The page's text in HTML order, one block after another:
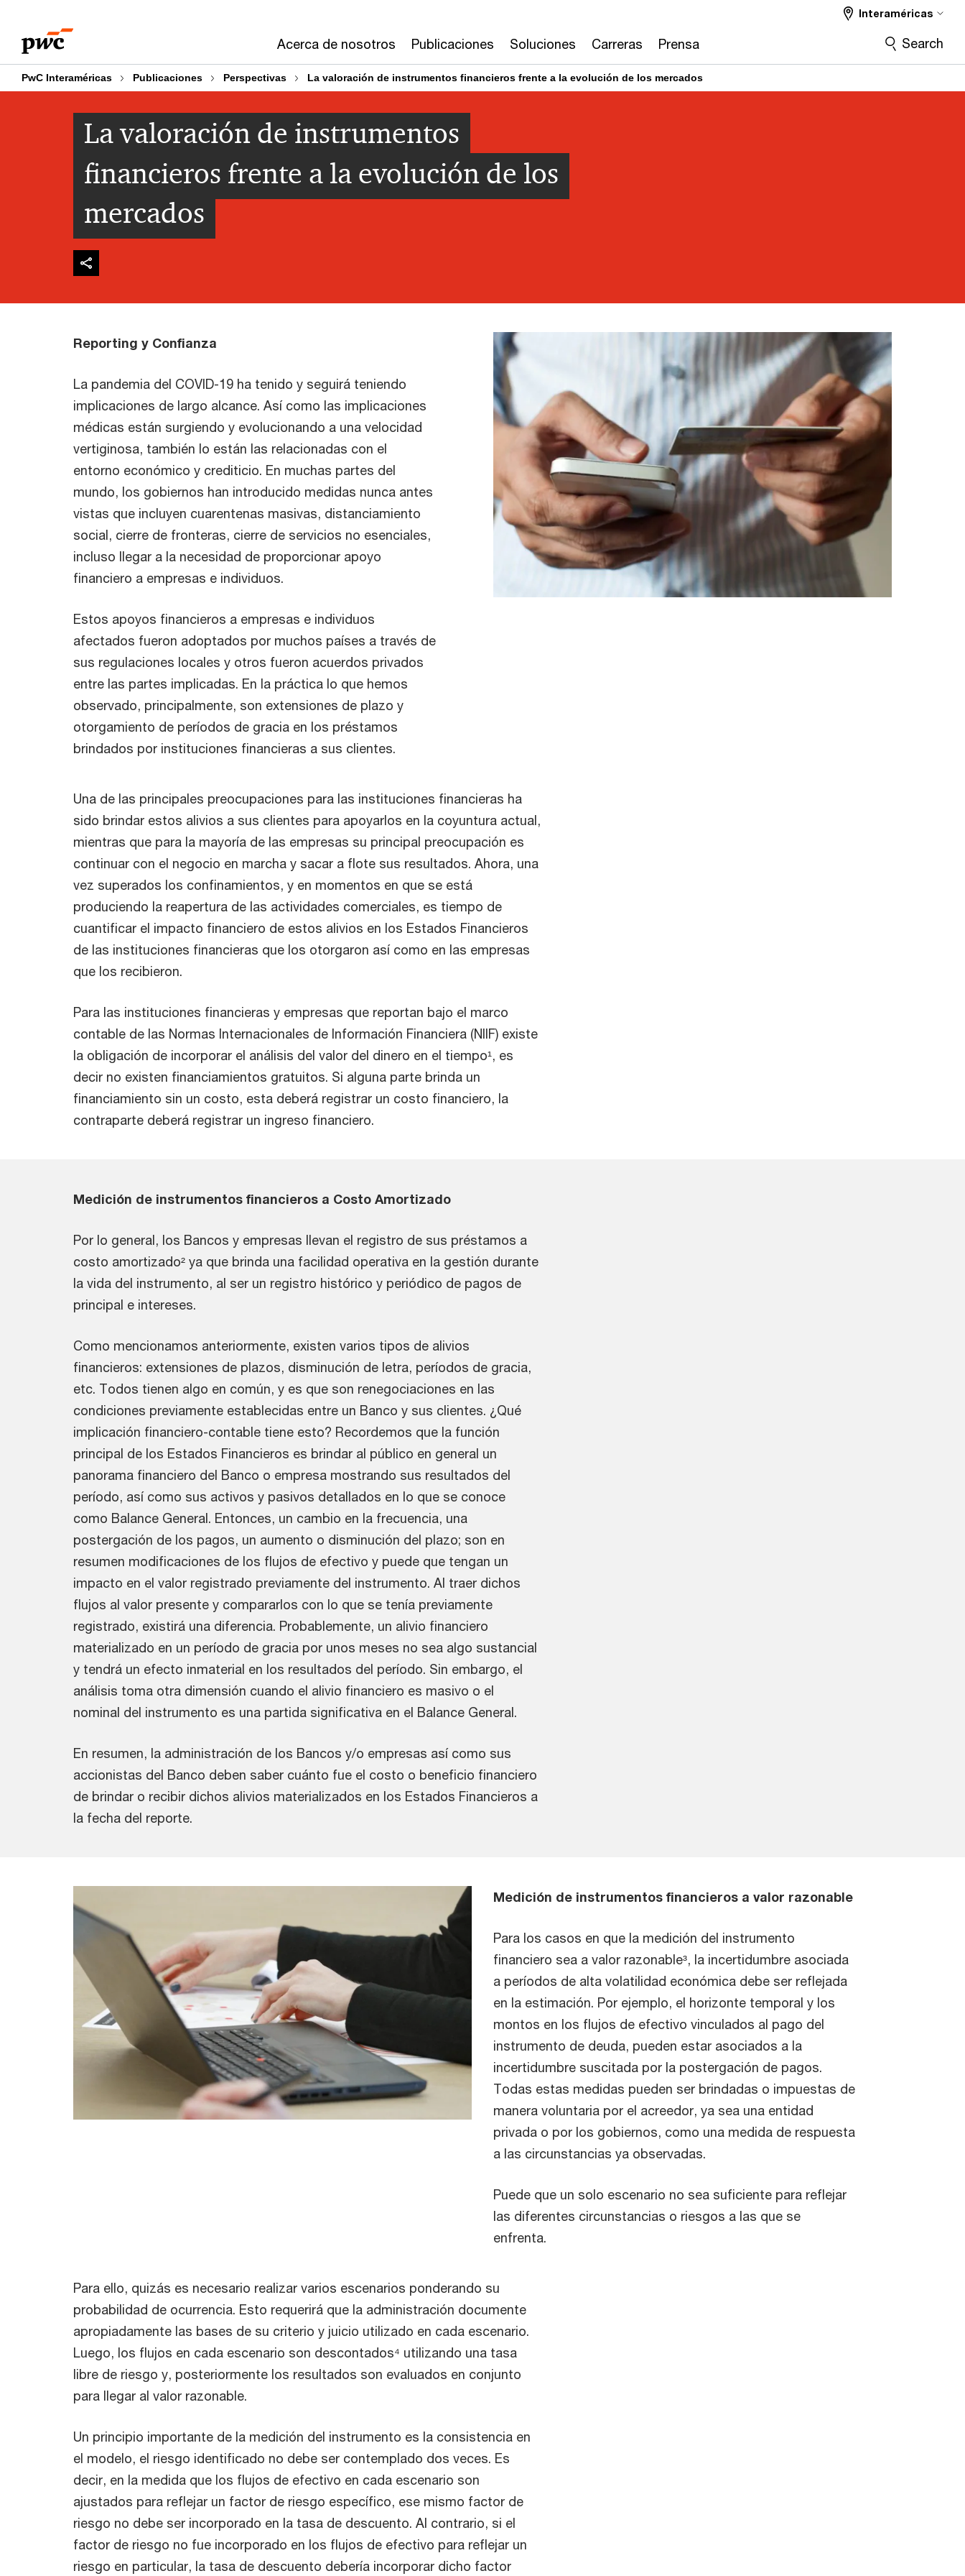
content
footer
Acerca de nosotros Publicaciones Soluciones Carreras Prensa
Interaméricas
Search
PwC Interaméricas Publicaciones Perspectivas La valoración de instrumentos financieros frente a la evolución de los mercados
La valoración de instrumentos
financieros frente a la evolución de los
mercados
Reporting y Confianza
La pandemia del COVID-19 ha tenido y seguirá teniendo
implicaciones de largo alcance. Así como las implicaciones
médicas están surgiendo y evolucionando a una velocidad
vertiginosa, también lo están las relacionadas con el
entorno económico y crediticio. En muchas partes del
mundo, los gobiernos han introducido medidas nunca antes
vistas que incluyen cuarentenas masivas, distanciamiento
social, cierre de fronteras, cierre de servicios no esenciales,
incluso llegar a la necesidad de proporcionar apoyo
financiero a empresas e individuos.
Estos apoyos financieros a empresas e individuos
afectados fueron adoptados por muchos países a través de
sus regulaciones locales y otros fueron acuerdos privados
entre las partes implicadas. En la práctica lo que hemos
observado, principalmente, son extensiones de plazo y
otorgamiento de períodos de gracia en los préstamos
brindados por instituciones financieras a sus clientes.
Una de las principales preocupaciones para las instituciones financieras ha
sido brindar estos alivios a sus clientes para apoyarlos en la coyuntura actual,
mientras que para la mayoría de las empresas su principal preocupación es
continuar con el negocio en marcha y sacar a flote sus resultados. Ahora, una
vez superados los confinamientos, y en momentos en que se está
produciendo la reapertura de las actividades comerciales, es tiempo de
cuantificar el impacto financiero de estos alivios en los Estados Financieros
de las instituciones financieras que los otorgaron así como en las empresas
que los recibieron.
Para las instituciones financieras y empresas que reportan bajo el marco
contable de las Normas Internacionales de Información Financiera (NIIF) existe
la obligación de incorporar el análisis del valor del dinero en el tiempo¹, es
decir no existen financiamientos gratuitos. Si alguna parte brinda un
financiamiento sin un costo, esta deberá registrar un costo financiero, la
contraparte deberá registrar un ingreso financiero.
Medición de instrumentos financieros a Costo Amortizado
Por lo general, los Bancos y empresas llevan el registro de sus préstamos a
costo amortizado² ya que brinda una facilidad operativa en la gestión durante
la vida del instrumento, al ser un registro histórico y periódico de pagos de
principal e intereses.
Como mencionamos anteriormente, existen varios tipos de alivios
financieros: extensiones de plazos, disminución de letra, períodos de gracia,
etc. Todos tienen algo en común, y es que son renegociaciones en las
condiciones previamente establecidas entre un Banco y sus clientes. ¿Qué
implicación financiero-contable tiene esto? Recordemos que la función
principal de los Estados Financieros es brindar al público en general un
panorama financiero del Banco o empresa mostrando sus resultados del
período, así como sus activos y pasivos detallados en lo que se conoce
como Balance General. Entonces, un cambio en la frecuencia, una
postergación de los pagos, un aumento o disminución del plazo; son en
resumen modificaciones de los flujos de efectivo y puede que tengan un
impacto en el valor registrado previamente del instrumento. Al traer dichos
flujos al valor presente y compararlos con lo que se tenía previamente
registrado, existirá una diferencia. Probablemente, un alivio financiero
materializado en un período de gracia por unos meses no sea algo sustancial
y tendrá un efecto inmaterial en los resultados del período. Sin embargo, el
análisis toma otra dimensión cuando el alivio financiero es masivo o el
nominal del instrumento es una partida significativa en el Balance General.
En resumen, la administración de los Bancos y/o empresas así como sus
accionistas del Banco deben saber cuánto fue el costo o beneficio financiero
de brindar o recibir dichos alivios materializados en los Estados Financieros a
la fecha del reporte.
Medición de instrumentos financieros a valor razonable
Para los casos en que la medición del instrumento
financiero sea a valor razonable³, la incertidumbre asociada
a períodos de alta volatilidad económica debe ser reflejada
en la estimación. Por ejemplo, el horizonte temporal y los
montos en los flujos de efectivo vinculados al pago del
instrumento de deuda, pueden estar asociados a la
incertidumbre suscitada por la postergación de pagos.
Todas estas medidas pueden ser brindadas o impuestas de
manera voluntaria por el acreedor, ya sea una entidad
privada o por los gobiernos, como una medida de respuesta
a las circunstancias ya observadas.
Puede que un solo escenario no sea suficiente para reflejar
las diferentes circunstancias o riesgos a las que se
enfrenta.
Para ello, quizás es necesario realizar varios escenarios ponderando su
probabilidad de ocurrencia. Esto requerirá que la administración documente
apropiadamente las bases de su criterio y juicio utilizado en cada escenario.
Luego, los flujos en cada escenario son descontados⁴ utilizando una tasa
libre de riesgo y, posteriormente los resultados son evaluados en conjunto
para llegar al valor razonable.
Un principio importante de la medición del instrumento es la consistencia en
el modelo, el riesgo identificado no debe ser contemplado dos veces. Es
decir, en la medida que los flujos de efectivo en cada escenario son
ajustados para reflejar un factor de riesgo específico, ese mismo factor de
riesgo no debe ser incorporado en la tasa de descuento. Al contrario, si el
factor de riesgo no fue incorporado en los flujos de efectivo para reflejar un
riesgo en particular, la tasa de descuento debería incorporar dicho factor